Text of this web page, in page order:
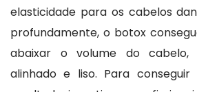
elasticidade para os cabelos
profundamente, o botox
abaixar o volume do cabelo,
alinhado e liso. Para